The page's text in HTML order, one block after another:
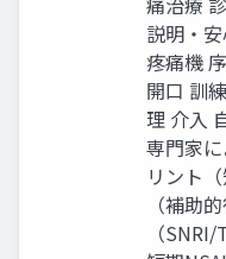
説明‧安
疼痛機
開⼝ 訓
理 介⼊
専⾨家
リント
（補助
（